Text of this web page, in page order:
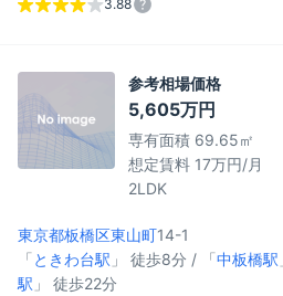
3.88
参考相場価格
5,605万円
専有面積 69.65㎡
想定賃料 17万円/月
2LDK
東京都板橋区東山町14-1
「ときわ台駅 」 徒歩8分 / 「中板橋駅
駅 」 徒歩22分